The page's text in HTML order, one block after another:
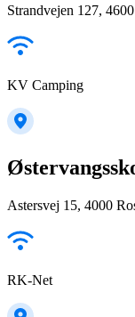
Strandvejen 127,
KV Camping
Astersvej 15, 4000
RK-Net